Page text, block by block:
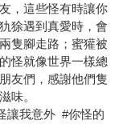
，這些怪有時讓你
狳遇到真愛時，會
隻腳走路；蜜獾被
怪就像世界一樣總
友們，感謝他們隻
味。
讓我意外 #你怪的